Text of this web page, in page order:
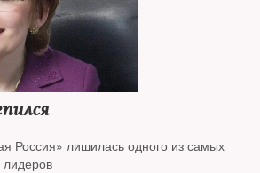
Россия» лишилась одного из самых